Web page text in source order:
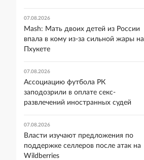
07.08.2026
Mash: Мать двоих детей из России
впала в кому из-за сильной жары на
Пхукете
07.08.2026
Ассоциацию футбола РК
заподозрили в оплате секс-
развлечений иностранных судей
07.08.2026
Власти изучают предложения по
поддержке селлеров после атак на
Wildberries